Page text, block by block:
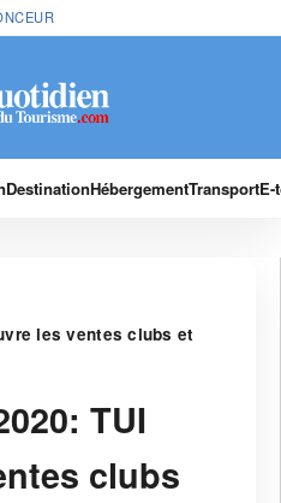
DestinationHébergementTransport
les ventes clubs et
TUI
clubs